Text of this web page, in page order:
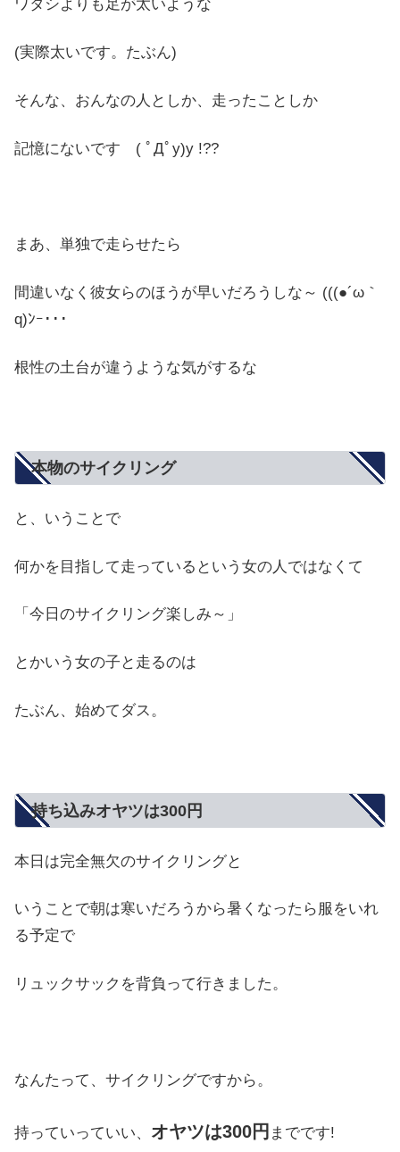
ワタシよりも足が太いような
(実際太いです。たぶん)
そんな、おんなの人としか、走ったことしか
記憶にないです ( ﾟДﾟy)y !??
まあ、単独で走らせたら
間違いなく彼女らのほうが早いだろうしな～ (((●´ω｀
q)ﾝｰ･･･
根性の土台が違うような気がするな
本物のサイクリング
と、いうことで
何かを目指して走っているという女の人ではなくて
「今日のサイクリング楽しみ～」
とかいう女の子と走るのは
たぶん、始めてダス。
持ち込みオヤツは300円
本日は完全無欠のサイクリングと
いうことで朝は寒いだろうから暑くなったら服をいれ
る予定で
リュックサックを背負って行きました。
なんたって、サイクリングですから。
持っていっていい、 オヤツは300円 までです!